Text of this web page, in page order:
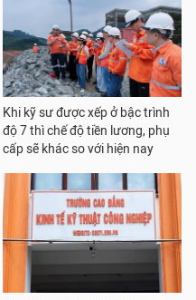
Khi kỹ sư được xếp ở bậc trình
độ 7 thì chế độ tiền lương, phụ
cấp sẽ khác so với hiện nay